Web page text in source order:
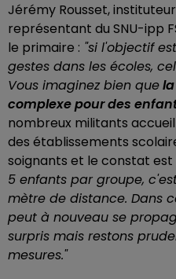
Jérémy Rousset,
représentant du SNU-ipp
le primaire : "si l'objectif
gestes dans les écoles,
Vous imaginez bien que
complexe pour des
nombreux militants
des établissements
soignants et le constat est
5 enfants par groupe,
mètre de distance. Dans
peut à nouveau se
surpris mais restons
mesures."